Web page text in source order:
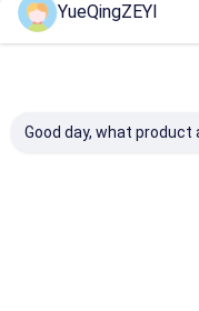
YueQingZEYI
Good day, what product